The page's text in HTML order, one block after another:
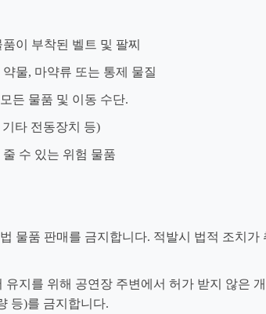
이 부착된 벨트 및 팔찌
물, 마약류 또는 통제 물질
든 물품 및 이동 수단.
타 전동장치 등)
수 있는 위험 물품
물품 판매를 금지합니다. 적발시 법적 조치가
유지를 위해 공연장 주변에서 허가 받지 않은
등)를 금지합니다.